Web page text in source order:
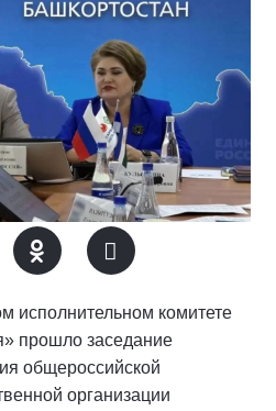
исполнительном комитете
прошло заседание
общероссийской
организации